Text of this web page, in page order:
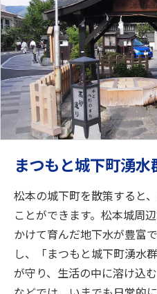
まつもと城下町湧水
松本の城下町を散策すると
ことができます。松本城周
かけて育んだ地下水が豊富
し、「まつもと城下町湧水
が守り、生活の中に溶け込